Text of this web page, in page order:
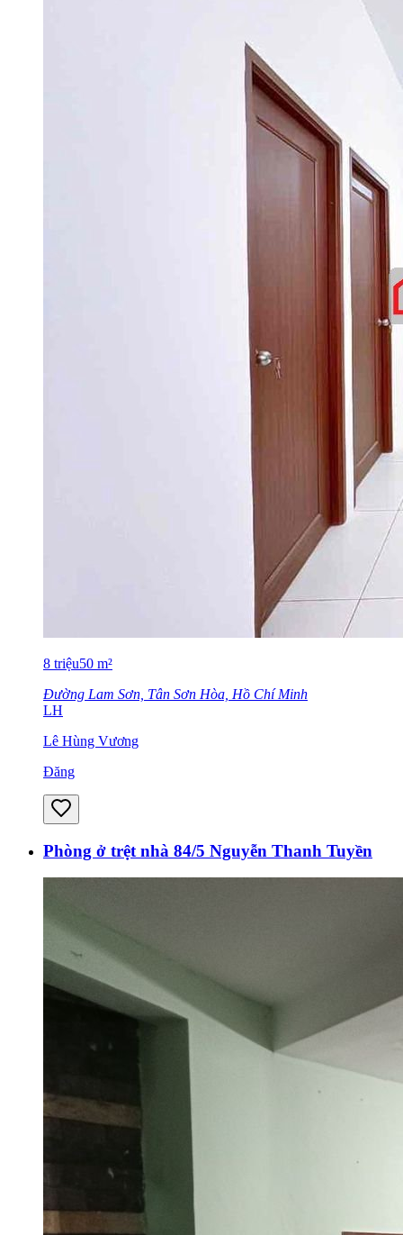
8 triệu50 m²
Đường Lam Sơn, Tân Sơn Hòa, Hồ Chí Minh
LH
Lê Hùng Vương
Đăng
Phòng ở trệt nhà 84/5 Nguyễn Thanh Tuyền